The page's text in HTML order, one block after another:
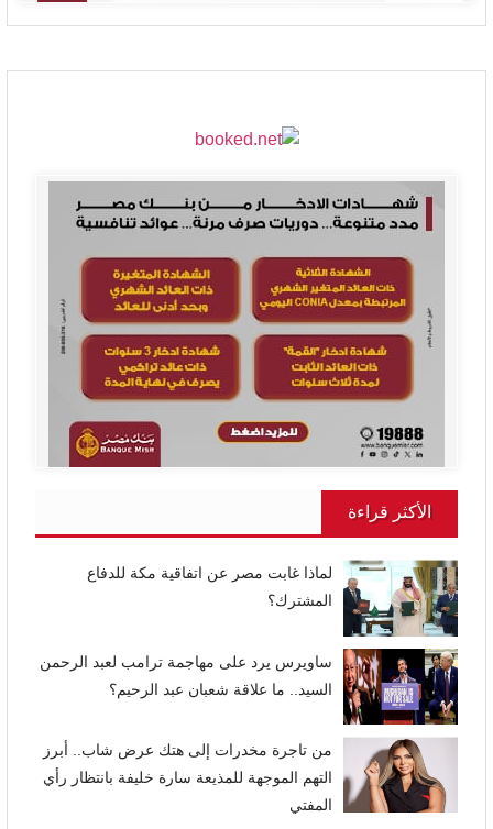
الأكثر قراءة
لماذا غابت مصر عن اتفاقية مكة للدفاع
المشترك؟
ساويرس يرد على مهاجمة ترامب لعبد الرحمن
السيد.. ما علاقة شعبان عبد الرحيم؟
من تاجرة مخدرات إلى هتك عرض شاب.. أبرز
التهم الموجهة للمذيعة سارة خليفة بانتظار رأي
المفتي